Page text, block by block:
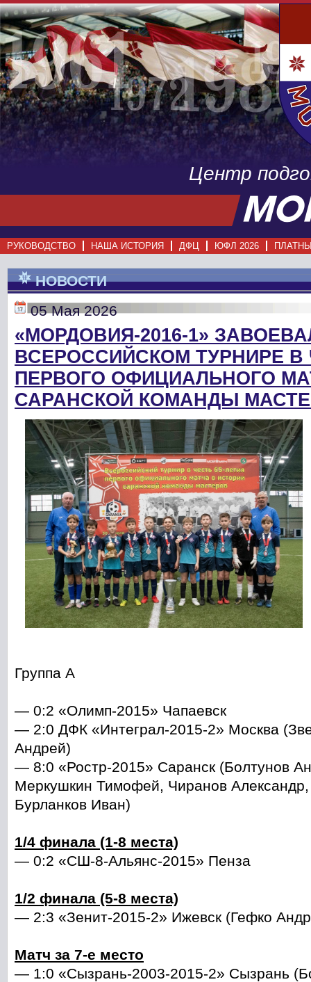
Центр
РУКОВОДСТВО НАША ИСТОРИЯ ДФЦ ЮФЛ 2026
НОВОСТИ
05 Мая 2026
«МОРДОВИЯ-2016-1»
ВСЕРОССИЙСКОМ ТУРНИРЕ В
ПЕРВОГО ОФИЦИАЛЬНОГО
САРАНСКОЙ КОМАНДЫ
Группа А
— 0:2 «Олимп-2015» Чапаевск
— 2:0 ДФК «Интеграл-2015-2» Москва
Андрей)
— 8:0 «Ростр-2015» Саранск (Болтунов
Меркушкин Тимофей, Чиранов Александр,
Бурланков Иван)
1/4 финала (1-8 места)
— 0:2 «СШ-8-Альянс-2015» Пенза
1/2 финала (5-8 места)
— 2:3 «Зенит-2015-2» Ижевск (Гефко
Матч за 7-е место
— 1:0 «Сызрань-2003-2015-2» Сызрань